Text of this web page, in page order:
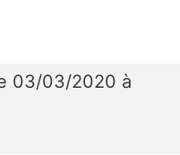
03/03/2020 à